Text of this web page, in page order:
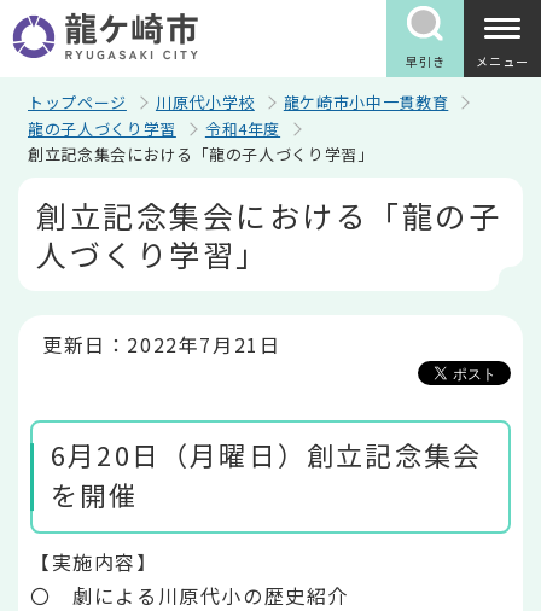
の
ペ
早引き メニュー
トップページ 川原代小学校
龍ケ崎市小中一貫教育
龍の子人づくり学習
令和4年度
創立記念集会における「龍の子人づくり学習」
創立記念集会における「龍の子
人づくり学習」
更新日：2022年7月21日
6月20日（月曜日）創立記念集会
を開催
【実施内容】
〇 劇による川原代小の歴史紹介